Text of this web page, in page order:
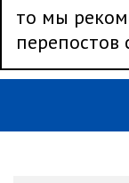
то мы
перепостов